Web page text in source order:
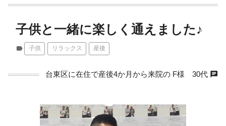
子供と一緒に楽しく通えました♪
label 子供 リラックス 産後
台東区に在住で産後4か月から来院の F様 30代 chat